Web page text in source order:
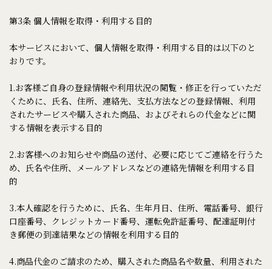
第3条 個人情報を取得・利用する目的
本サービスにおいて、個人情報を取得・利用する目的は以下のと
おりです。
1.お客様ご自身の登録情報や利用状況の閲覧・修正を行っていただ
くために、氏名、住所、連絡先、支払方法などの登録情報、利用
されたサービスや購入された商品、およびそれらの代金などに関
する情報を表示する目的
2.お客様へのお知らせや商品の送付、必要に応じてご連絡を行うた
め、氏名や住所、メールアドレスなどの連絡先情報を利用する目
的
3.本人確認を行うために、氏名、生年月日、住所、電話番号、銀行
口座番号、クレジットカード番号、運転免許証番号、配達証明付
き郵便の到達結果などの情報を利用する目的
4.商品代金のご請求のため、購入された商品名や数量、利用された